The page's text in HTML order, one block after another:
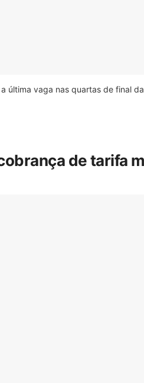
última vaga nas quartas de final
de tarifa